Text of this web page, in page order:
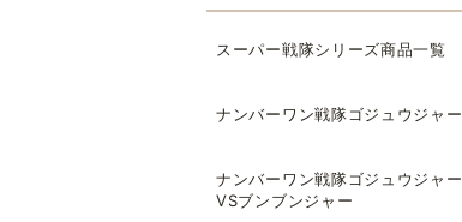
スーパー戦隊シリーズ商品一覧
ナンバーワン戦隊ゴジュウジャー
ナンバーワン戦隊ゴジュウジャー
VSブンブンジャー